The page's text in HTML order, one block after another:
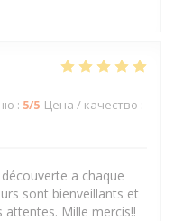
: 5/5 Цена / качество :
a chaque
sont bienveillants et
Mille mercis!!